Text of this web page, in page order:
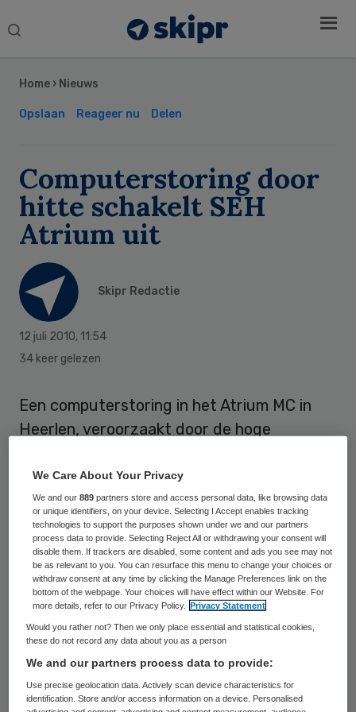
Search
Home › Nieuws
Opslaan Reageer nu Delen
Computerstoring door
hitte schakelt SEH
Atrium uit
Skipr Redactie
12 juli 2010, 11:54
34 keer gelezen
Een computerstoring in het Atrium MC in
Heerlen, veroorzaakt door de hoge
dat de spoedeisende hulp (SEH) moest
sluiten. Dit heeft het ziekenhuis zondag
bekend gemaakt, meldt Blikopnieuws.
Sluiting SEH
Door de hitte ontstond een storing in de
energievoorziening van het ziekenhuis. Door
een computerstoring viel rond twee uur ’s
middags de telefooncentrale uit evenals
Sidebar
We Care About Your Privacy
We and our889 partners store and access personal data, like browsing data
or unique identifiers, on your device. Selecting I Accept enables tracking
technologies to support the purposes shown under we and our partners
process data to provide. Selecting Reject All or withdrawing your consent will
disable them. If trackers are disabled, some content and ads you see may not
be as relevant to you. You can resurface this menu to change your choices or
withdraw consent at any time by clicking the Manage Preferences link on the
bottom of the webpage. Your choices will have effect within our Website. For
more details, refer to our Privacy Policy.
Privacy Statement
Would you rather not? Then we only place essential and statistical cookies,
these do not record any data about you as a person
We and our partners process data to provide:
Use precise geolocation data. Actively scan device characteristics for
identification. Store and/or access information on a device. Personalised